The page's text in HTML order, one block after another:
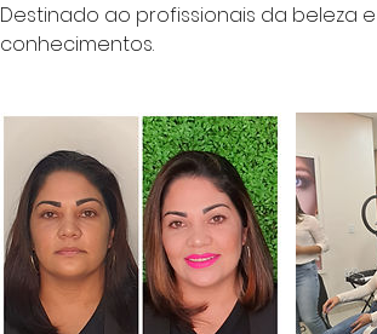
Destinado ao profissionais da beleza
conhecimentos.